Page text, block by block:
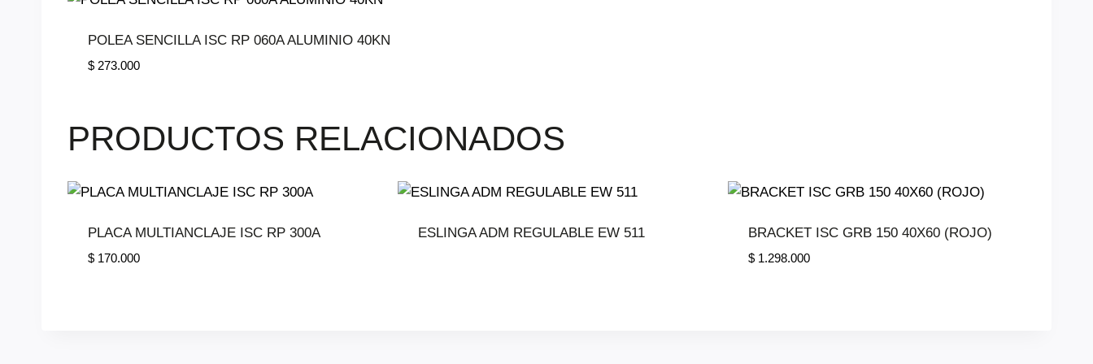
POLEA SENCILLA ISC RP 060A ALUMINIO 40KN
$273.000
PRODUCTOS RELACIONADOS
PLACA MULTIANCLAJE ISC RP 300A
$170.000
ESLINGA ADM REGULABLE EW 511 BRACKET ISC GRB 150 40X60 (ROJO)
$1.298.000